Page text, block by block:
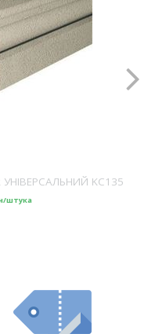
УНІВЕРСАЛЬНИЙ KC135
штука